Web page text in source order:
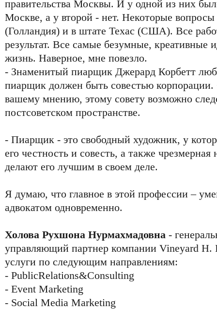
правительства Москвы. И у одной из них
Москве, а у второй - нет. Некоторые
(Голландия) и в штате Техас (США). Все
результат. Все самые безумные,
жизнь. Наверное, мне повезло.
- Знаменитый пиарщик Джерард Корбетт
пиарщик должен быть совестью корпорации.
вашему мнению, этому совету возможно
постсоветском пространстве.
- Пиарщик - это свободный художник, у
его честность и совесть, а также чрезмерная
делают его лучшим в своем деле.
Я думаю, что главное в этой профессии –
адвокатом одновременно.
Холова Рухшона Нурмахмадовна -
управляющий партнер компании Vineyard H.
услуги по следующим направлениям:
- PublicRelations&Consulting
- Event Marketing
- Social Media Marketing